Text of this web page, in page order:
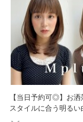
【当日予約可◎】お
スタイルに合う明るい